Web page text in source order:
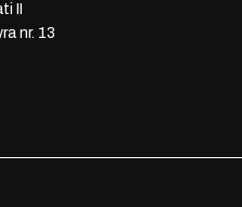
II
nr. 13